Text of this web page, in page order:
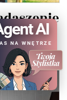
AI
NA WNĘTRZE